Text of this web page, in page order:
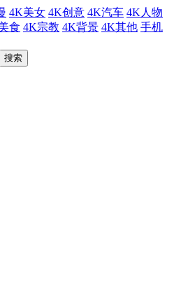
4K美女 4K创意 4K汽车 4K人物
食 4K宗教 4K背景 4K其他 手机